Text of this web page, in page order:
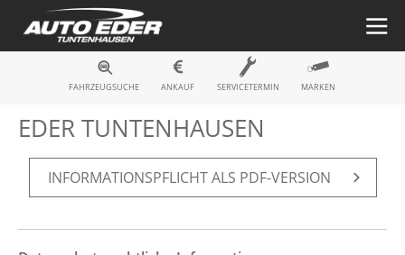
FAHRZEUGSUCHE ANKAUF SERVICETERMIN MARKEN
INFORMATIONSPFLICHT - AUTO
EDER TUNTENHAUSEN
IN­FOR­MA­TI­ONS­PFLICHT ALS PDF-VER­SI­ON